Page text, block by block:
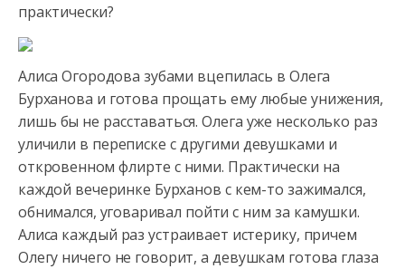
практически?
Алиса Огородова зубами вцепилась в Олега
Бурханова и готова прощать ему любые унижения,
лишь бы не расставаться. Олега уже несколько раз
уличили в переписке с другими девушками и
откровенном флирте с ними. Практически на
каждой вечеринке Бурханов с кем-то зажимался,
обнимался, уговаривал пойти с ним за камушки.
Алиса каждый раз устраивает истерику, причем
Олегу ничего не говорит, а девушкам готова глаза